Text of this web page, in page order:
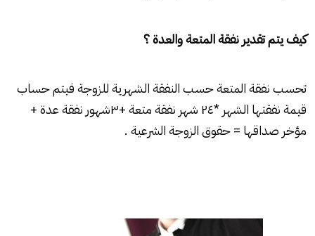
كيف يتم تقدير نفقة المتعة والعدة ؟
تحسب نفقة المتعة حسب النفقة الشهرية للزوجة فيتم حساب
قيمة نفقتها الشهر *٢٤ شهر نفقة متعة +٣شهور نفقة عدة +
مؤخر صداقها = حقوق الزوجة الشرعية .